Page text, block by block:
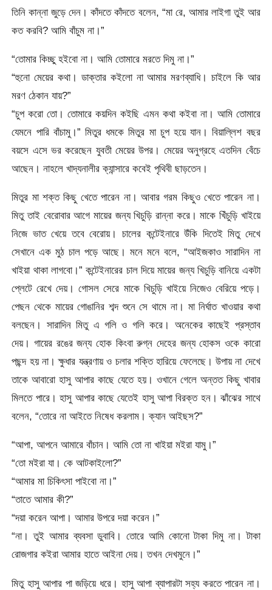
তিনি কান্না জুড়ে দেন। কাঁদতে কাঁদতে বলেন, “মা রে, আমার লাইগা তুই আর
কত করবি? আমি বাঁচুম না।”
“তোমার কিচ্ছু হইবো না। আমি তোমারে মরতে দিমু না।”
“হুনো মেয়ের কথা। ডাক্তার কইলো না আমার মরণব্যাধি। চাইলে কি আর
মরণ ঠেকান যায়?”
“চুপ করো তো। তোমারে কয়দিন কইছি এমন কথা কইবা না। আমি তোমারে
যেমনে পারি বাঁচামু।” মিতুর ধমকে মিতুর মা চুপ হয়ে যান। বিয়াল্লিশ বছর
বয়সে এসে ভর করেছেন যুবতী মেয়ের উপর। মেয়ের অনুগ্রহে এতদিন বেঁচে
আছেন। নাহলে খাদ্যনালীর ক্যান্সারে কবেই পৃথিবী ছাড়তেন।
মিতুর মা শক্ত কিছু খেতে পারেন না। আবার গরম কিছুও খেতে পারেন না।
মিতু তাই বেরোবার আগে মায়ের জন্য খিচুড়ি রান্না করে। মাকে খিঁচুড়ি খাইয়ে
নিজে ভাত খেয়ে তবে বেরোয়। চালের কন্টেইনারে উঁকি দিতেই মিতু দেখে
সেখানে এক মুঠ চাল পড়ে আছে। মনে মনে বলে, “আইজকাও সারাদিন না
খাইয়া থাকা লাগবো।” কন্টেইনারের চাল দিয়ে মায়ের জন্য খিচুড়ি বানিয়ে একটা
প্লেটে রেখে দেয়। গোসল সেরে মাকে খিচুড়ি খাইয়ে নিজেও বেরিয়ে পড়ে।
পেছন থেকে মায়ের গোঙানির শব্দ শুনে সে থামে না। মা নির্ঘাত খাওয়ার কথা
বলছেন। সারাদিন মিতু এ গলি ও গলি করে। অনেকের কাছেই প্রস্তাব
দেয়। গায়ের রঙের জন্য হোক কিংবা রুগ্ন দেহের জন্য হোকস ওকে কারো
পছন্দ হয় না। ক্ষুধার যন্ত্রণায় ও চলার শক্তি হারিয়ে ফেলেছে। উপায় না দেখে
তাকে আবারো হাসু আপার কাছে যেতে হয়। ওখানে গেলে অন্তত কিছু খাবার
মিলতে পারে। হাসু আপার কাছে যেতেই হাসু আপা বিরক্ত হন। ঝাঁঝের সাথে
বলেন, “তোরে না আইতে নিষেধ করলাম। ক্যান আইছস?”
“আপা, আপনে আমারে বাঁচান। আমি তো না খাইয়া মইরা যামু।”
“তো মইরা যা। কে আটকাইলো?”
“আমার মা চিকিৎসা পাইবো না।”
“তাতে আমার কী?”
“দয়া করেন আপা। আমার উপরে দয়া করেন।”
“না। তুই আমার ব্যবসা ডুবাবি। তোরে আমি কোনো টাকা দিমু না। টাকা
রোজগার কইরা আমার হাতে আইনা দেয়। তখন দেখমুনে।”
মিতু হাসু আপার পা জড়িয়ে ধরে। হাসু আপা ব্যাপারটা সহ্য করতে পারেন না।